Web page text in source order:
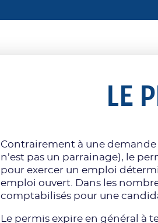
LE
Contrairement à une
n’est pas un parrainage), le
pour exercer un emploi
emploi ouvert. Dans les
comptabilisés pour une
Le permis expire en général à